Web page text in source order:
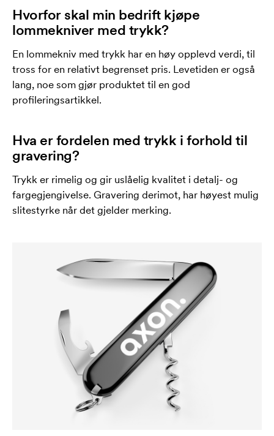
Hvorfor skal min bedrift kjøpe
lommekniver med trykk?
En lommekniv med trykk har en høy opplevd verdi, til
tross for en relativt begrenset pris. Levetiden er også
lang, noe som gjør produktet til en god
profileringsartikkel.
Hva er fordelen med trykk i forhold til
gravering?
Trykk er rimelig og gir uslåelig kvalitet i detalj- og
fargegjengivelse. Gravering derimot, har høyest mulig
slitestyrke når det gjelder merking.